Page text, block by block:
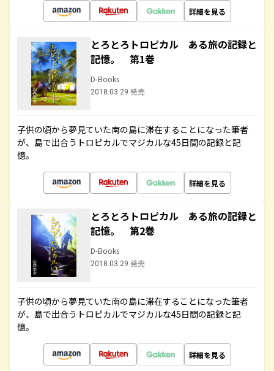
詳細を見る
とろとろトロピカル ある旅の記録と
記憶。 第1巻
D-Books
2018.03.29 発売
子供の頃から夢見ていた南の島に滞在することになった筆者
が、島で出合うトロピカルでマジカルな45日間の記録と記
憶。
詳細を見る
とろとろトロピカル ある旅の記録と
記憶。 第2巻
D-Books
2018.03.29 発売
子供の頃から夢見ていた南の島に滞在することになった筆者
が、島で出合うトロピカルでマジカルな45日間の記録と記
憶。
詳細を見る